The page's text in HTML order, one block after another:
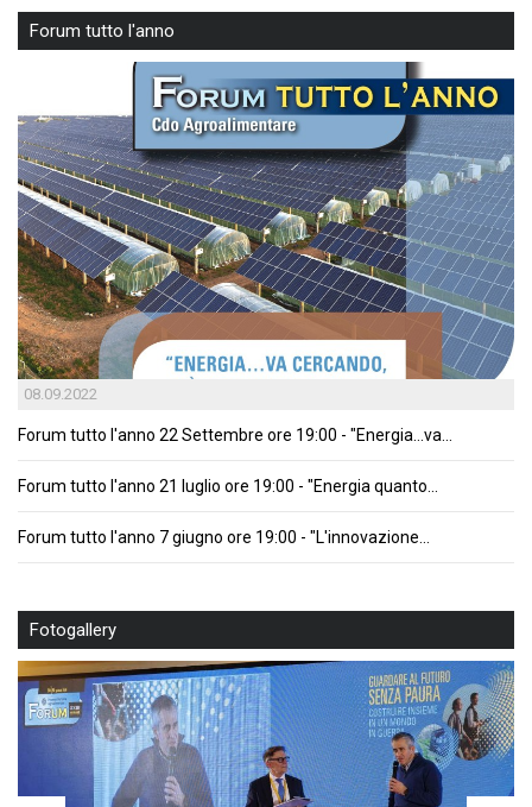
Forum tutto l'anno
08.09.2022
Forum tutto l'anno 22 Settembre ore 19:00 - "Energia…va...
Forum tutto l'anno 21 luglio ore 19:00 - "Energia quanto...
Forum tutto l'anno 7 giugno ore 19:00 - "L'innovazione...
Fotogallery